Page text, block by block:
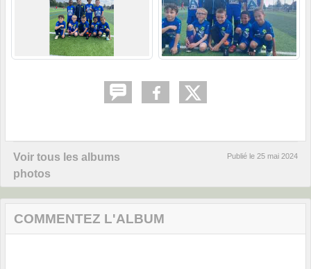
Voir tous les albums
photos
Publié le 25 mai 2024
COMMENTEZ L'ALBUM